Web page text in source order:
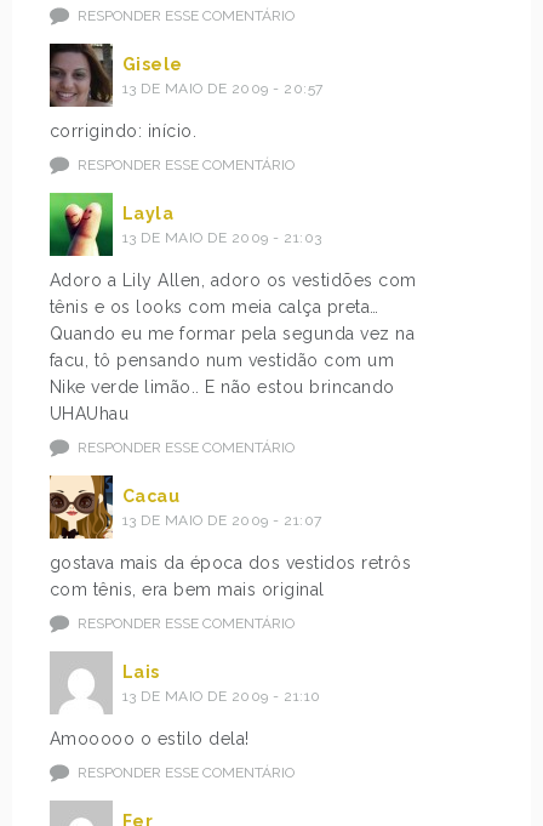
RESPONDER ESSE COMENTÁRIO
Gisele
13 DE MAIO DE 2009 - 20:57
corrigindo: início.
RESPONDER ESSE COMENTÁRIO
Layla
13 DE MAIO DE 2009 - 21:03
Adoro a Lily Allen, adoro os vestidões com
tênis e os looks com meia calça preta…
Quando eu me formar pela segunda vez na
facu, tô pensando num vestidão com um
Nike verde limão.. E não estou brincando
UHAUhau
RESPONDER ESSE COMENTÁRIO
Cacau
13 DE MAIO DE 2009 - 21:07
gostava mais da época dos vestidos retrôs
com tênis, era bem mais original
RESPONDER ESSE COMENTÁRIO
Lais
13 DE MAIO DE 2009 - 21:10
Amooooo o estilo dela!
RESPONDER ESSE COMENTÁRIO
Fer